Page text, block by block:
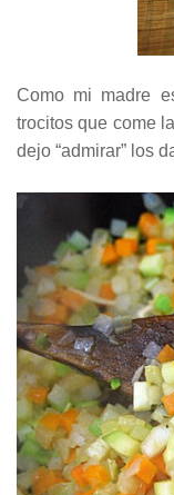
Como mi madre
trocitos que come
dejo “admirar” los